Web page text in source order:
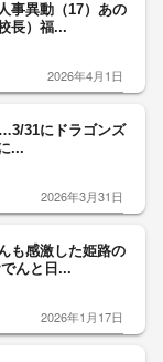
事異動（17）あの
長）福...
2026年4月1日
31にドラゴンズ
...
2026年3月31日
も感激した姫路の
んと日...
2026年1月17日